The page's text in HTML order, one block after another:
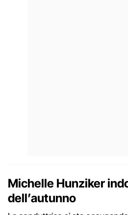
Michelle Hunziker
dell’autunno